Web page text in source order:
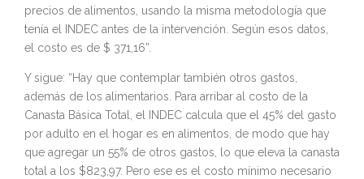
precios de alimentos, usando la misma metodología que
tenía el INDEC antes de la intervención. Según esos datos,
el costo es de $ 371,16”.
Y sigue: “Hay que contemplar también otros gastos,
además de los alimentarios. Para arribar al costo de la
Canasta Básica Total, el INDEC calcula que el 45% del gasto
por adulto en el hogar es en alimentos, de modo que hay
que agregar un 55% de otros gastos, lo que eleva la canasta
total a los $823,97. Pero ese es el costo mínimo necesario